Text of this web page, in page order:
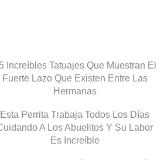
Increíbles Tatuajes Que Muestran El
Fuerte Lazo Que Existen Entre Las
Hermanas
Esta Perrita Trabaja Todos Los Días
A Los Abuelitos Y Su Labor
Es Increíble